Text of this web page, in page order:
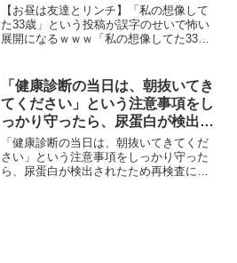
ｗｗ
【お昼は友達とリンチ】「私の想像して
た33歳」という投稿が誤字のせいで怖い
展開になるｗｗｗ「私の想像してた33
字のせいで怖すぎる展開になってしまっ
たようですｗｗｗ
「健康診断の当日は、朝抜いてき
てください」という注意事項をし
っかり守ったら、尿蛋白が検出さ
れたため再検査になった話
「健康診断の当日は、朝抜いてきてくだ
さい」という注意事項をしっかり守った
ら、尿蛋白が検出されたため再検査にな